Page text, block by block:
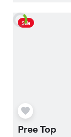
Sale
Pree Top